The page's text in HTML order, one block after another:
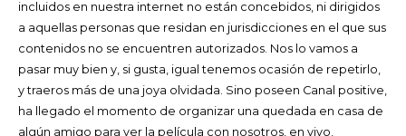
incluidos en nuestra internet no están concebidos, ni dirigidos
a aquellas personas que residan en jurisdicciones en el que sus
contenidos no se encuentren autorizados. Nos lo vamos a
pasar muy bien y, si gusta, igual tenemos ocasión de repetirlo,
y traeros más de una joya olvidada. Sino poseen Canal positive,
ha llegado el momento de organizar una quedada en casa de
algún amigo para ver la película con nosotros, en vivo,